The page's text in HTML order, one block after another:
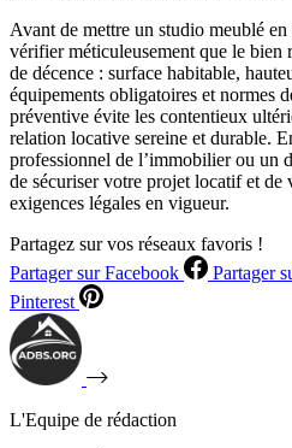
Avant de mettre un studio meublé
vérifier méticuleusement que le bien
de décence : surface habitable,
équipements obligatoires et normes
préventive évite les contentieux
relation locative sereine et durable.
professionnel de l’immobilier ou un
de sécuriser votre projet locatif et
exigences légales en vigueur.
Partagez sur vos réseaux favoris !
Partager sur Facebook
Partager
Pinterest
L'Equipe de rédaction